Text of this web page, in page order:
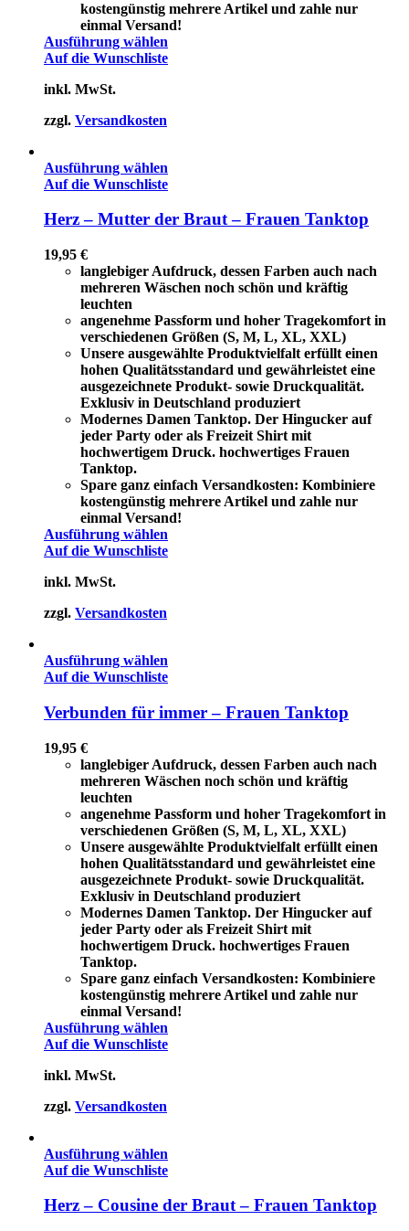
kostengünstig mehrere Artikel und zahle nur
einmal Versand!
Ausführung wählen
Auf die Wunschliste
inkl. MwSt.
zzgl. Versandkosten
Ausführung wählen
Auf die Wunschliste
Herz – Mutter der Braut – Frauen Tanktop
19,95 €
langlebiger Aufdruck, dessen Farben auch nach
mehreren Wäschen noch schön und kräftig
leuchten
angenehme Passform und hoher Tragekomfort in
verschiedenen Größen (S, M, L, XL, XXL)
Unsere ausgewählte Produktvielfalt erfüllt einen
hohen Qualitätsstandard und gewährleistet eine
ausgezeichnete Produkt- sowie Druckqualität.
Exklusiv in Deutschland produziert
Modernes Damen Tanktop. Der Hingucker auf
jeder Party oder als Freizeit Shirt mit
hochwertigem Druck. hochwertiges Frauen
Tanktop.
Spare ganz einfach Versandkosten: Kombiniere
kostengünstig mehrere Artikel und zahle nur
einmal Versand!
Ausführung wählen
Auf die Wunschliste
inkl. MwSt.
zzgl. Versandkosten
Ausführung wählen
Auf die Wunschliste
Verbunden für immer – Frauen Tanktop
19,95 €
langlebiger Aufdruck, dessen Farben auch nach
mehreren Wäschen noch schön und kräftig
leuchten
angenehme Passform und hoher Tragekomfort in
verschiedenen Größen (S, M, L, XL, XXL)
Unsere ausgewählte Produktvielfalt erfüllt einen
hohen Qualitätsstandard und gewährleistet eine
ausgezeichnete Produkt- sowie Druckqualität.
Exklusiv in Deutschland produziert
Modernes Damen Tanktop. Der Hingucker auf
jeder Party oder als Freizeit Shirt mit
hochwertigem Druck. hochwertiges Frauen
Tanktop.
Spare ganz einfach Versandkosten: Kombiniere
kostengünstig mehrere Artikel und zahle nur
einmal Versand!
Ausführung wählen
Auf die Wunschliste
inkl. MwSt.
zzgl. Versandkosten
Ausführung wählen
Auf die Wunschliste
Herz – Cousine der Braut – Frauen Tanktop